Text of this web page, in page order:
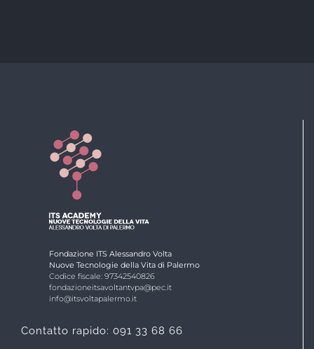
Fondazione ITS Alessandro Volta
Nuove Tecnologie della Vita di Palermo
Codice fiscale: 97342540826
fondazioneitsavoltantvpa@pec.it
info@itsvoltapalermo.it
Contatto rapido: 091 33 68 66